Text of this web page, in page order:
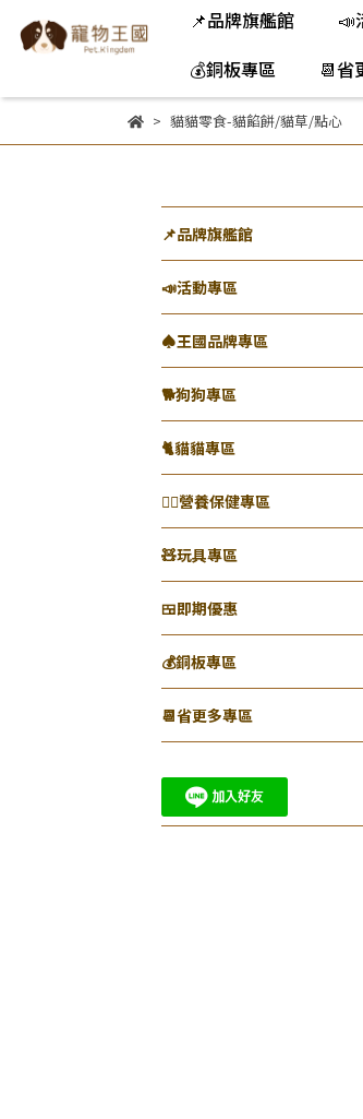
📌品牌旗艦館 📣
💰銅板專區
📆省
貓貓零食-貓餡餅/貓草/點心
📌品牌旗艦館
📣活動專區
♠王國品牌專區
🐕️狗狗專區
🐈️貓貓專區
👨‍⚕️營養保健專區
🧸玩具專區
🍱即期優惠
💰銅板專區
📆省更多專區